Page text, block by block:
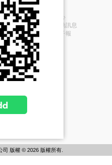
新聞中心
展覽活動訊息
訂閱電子報
政策
司 版權 © 2026 版權所有.